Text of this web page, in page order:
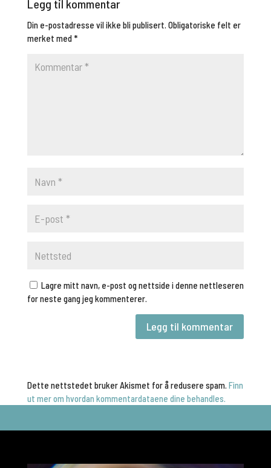
Legg til kommentar
Din e-postadresse vil ikke bli publisert. Obligatoriske felt er
merket med*
Lagre mitt navn, e-post og nettside i denne nettleseren
for neste gang jeg kommenterer.
Dette nettstedet bruker Akismet for å redusere spam. Finn
ut mer om hvordan kommentardataene dine behandles.